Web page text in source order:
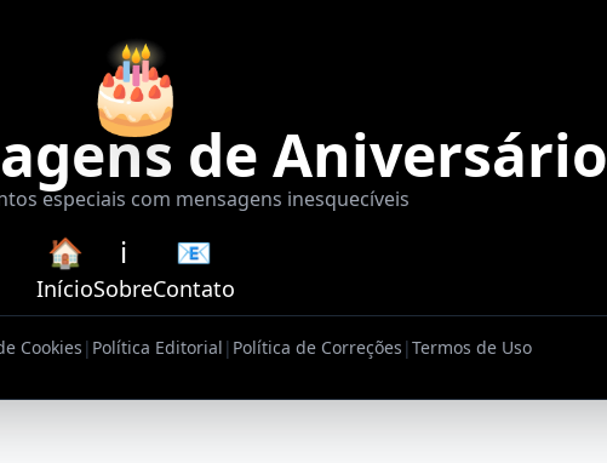
🎂
de Aniversário
especiais com mensagens inesquecíveis
🏠
Início
ℹ️
Sobre
📧
Contato
Cookies | Política Editorial | Política de Correções |Termos de Uso